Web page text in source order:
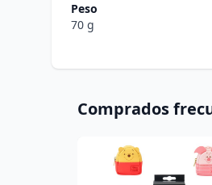
Peso
70 g
Comprados